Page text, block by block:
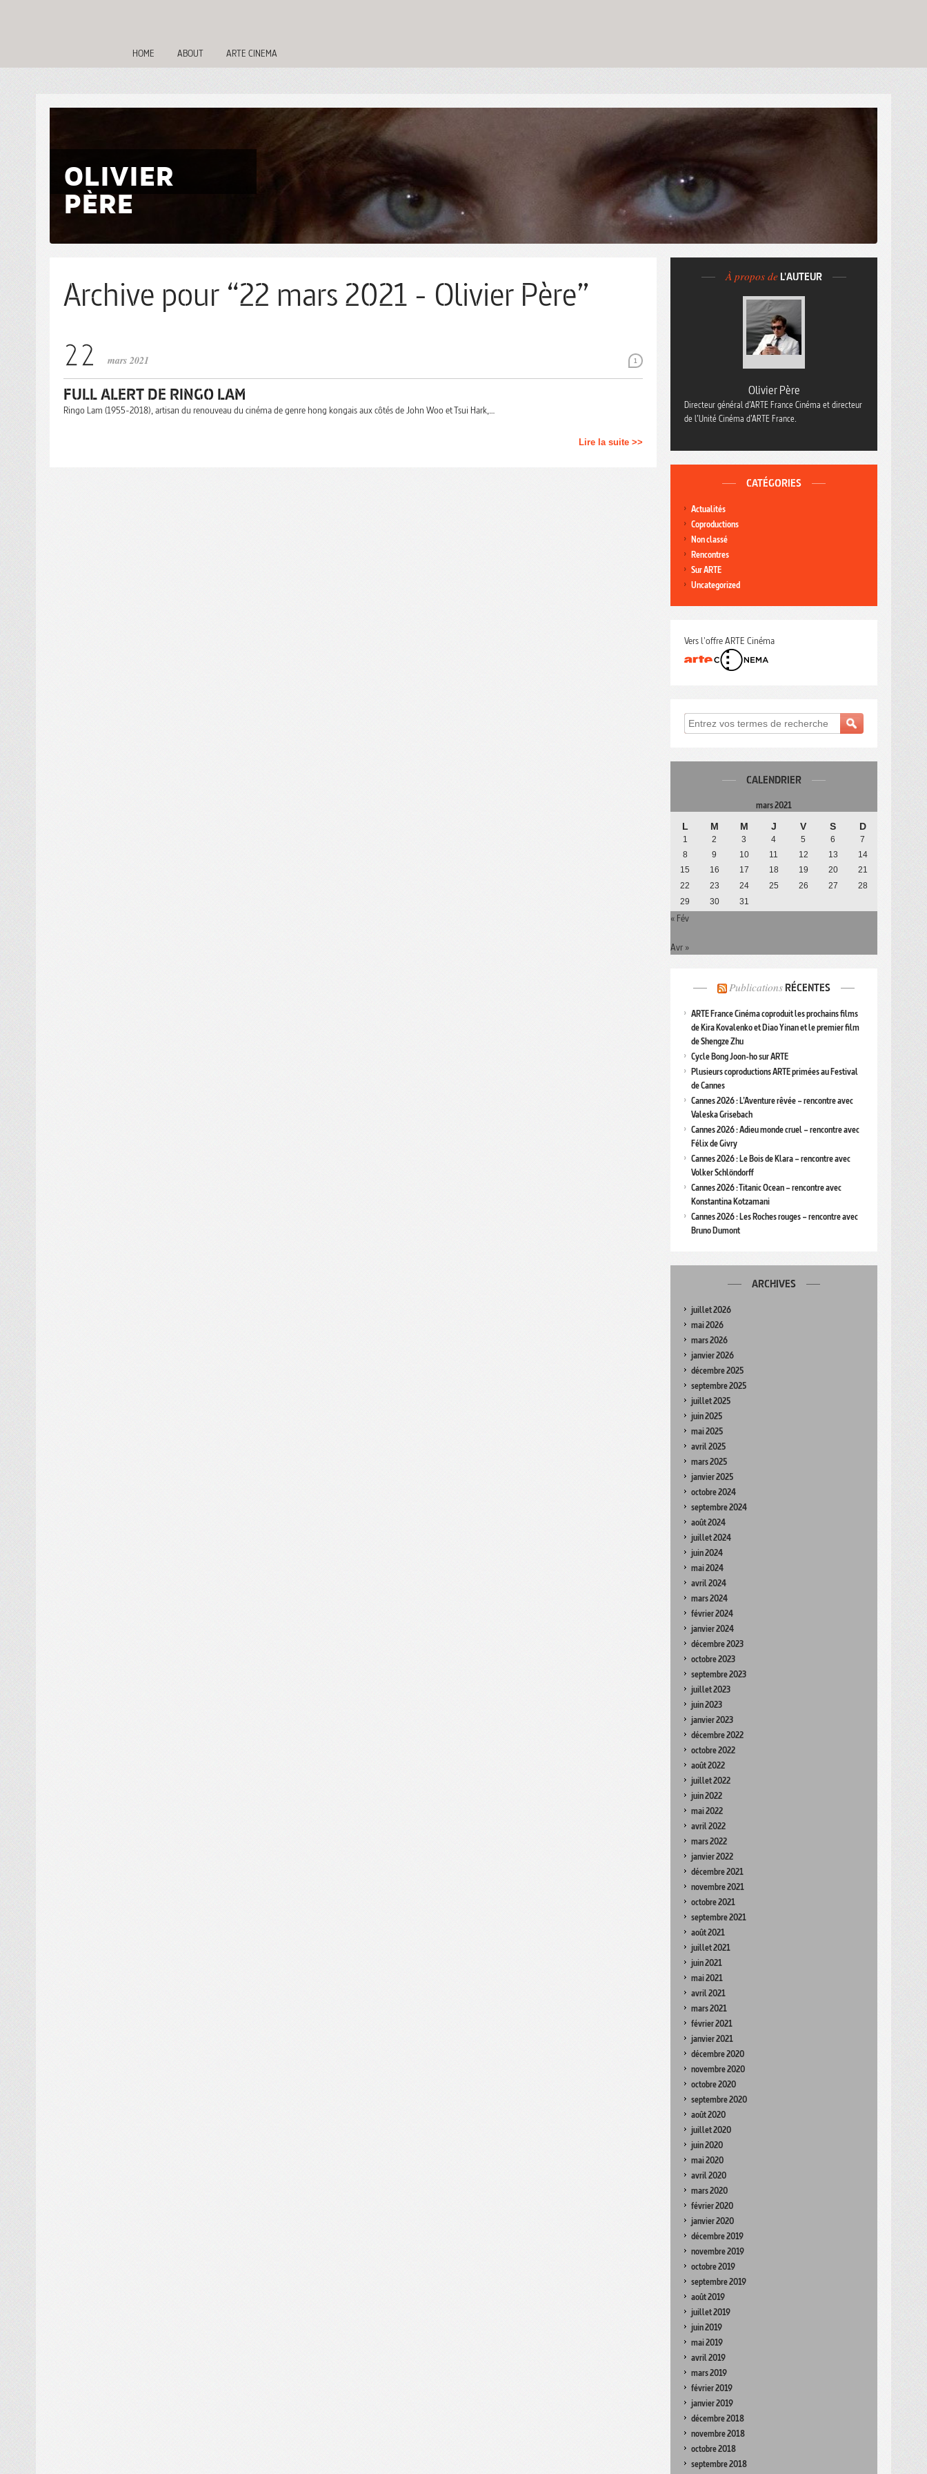
HOME ABOUT ARTE CINEMA
OLIVIER
PÈRE
Archive pour “22 mars 2021 - Olivier Père”
1
mars 2021
FULL ALERT DE RINGO LAM
Ringo Lam (1955-2018), artisan du renouveau du cinéma de genre hong kongais aux côtés de John Woo et Tsui Hark,…
Lire la suite >>
À propos de L'AUTEUR
Olivier Père
Directeur général d’ARTE France Cinéma et directeur
de l’Unité Cinéma d’ARTE France.
CATÉGORIES
Actualités
Coproductions
Non classé
Rencontres
Sur ARTE
Uncategorized
Vers l'offre ARTE Cinéma
CALENDRIER
mars 2021
L M M J V S D
1 2 3 4 5 6
7
8
9 10 11 12 13
14
15
16 17 18 19 20
21
22
23 24 25 26 27
28
29
30 31
« Fév
Avr »
Publications RÉCENTES
ARTE France Cinéma coproduit les prochains films
de Kira Kovalenko et Diao Yinan et le premier film
de Shengze Zhu
Cycle Bong Joon-ho sur ARTE
Plusieurs coproductions ARTE primées au Festival
de Cannes
Cannes 2026 : L’Aventure rêvée – rencontre avec
Valeska Grisebach
Cannes 2026 : Adieu monde cruel – rencontre avec
Félix de Givry
Cannes 2026 : Le Bois de Klara – rencontre avec
Volker Schlöndorff
Cannes 2026 : Titanic Ocean – rencontre avec
Konstantina Kotzamani
Cannes 2026 : Les Roches rouges – rencontre avec
Bruno Dumont
ARCHIVES
juillet 2026
mai 2026
mars 2026
janvier 2026
décembre 2025
septembre 2025
juillet 2025
juin 2025
mai 2025
avril 2025
mars 2025
janvier 2025
octobre 2024
septembre 2024
août 2024
juillet 2024
juin 2024
mai 2024
avril 2024
mars 2024
février 2024
janvier 2024
décembre 2023
octobre 2023
septembre 2023
juillet 2023
juin 2023
janvier 2023
décembre 2022
octobre 2022
août 2022
juillet 2022
juin 2022
mai 2022
avril 2022
mars 2022
janvier 2022
décembre 2021
novembre 2021
octobre 2021
septembre 2021
août 2021
juillet 2021
juin 2021
mai 2021
avril 2021
mars 2021
février 2021
janvier 2021
décembre 2020
novembre 2020
octobre 2020
septembre 2020
août 2020
juillet 2020
juin 2020
mai 2020
avril 2020
mars 2020
février 2020
janvier 2020
décembre 2019
novembre 2019
octobre 2019
septembre 2019
août 2019
juillet 2019
juin 2019
mai 2019
avril 2019
mars 2019
février 2019
janvier 2019
décembre 2018
novembre 2018
octobre 2018
septembre 2018